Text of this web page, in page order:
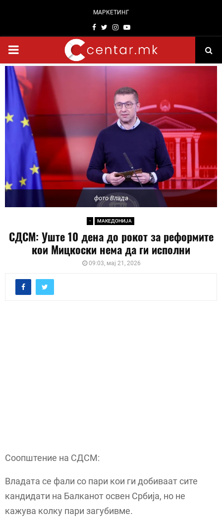
МАРКЕТИНГ
Facebook
TwitterInstagram
Youtube
PRIMARY
MENU
фото Влада
- МАКЕДОНИЈА
СДСМ: Уште 10 дена до рокот за реформите
кои Мицкоски нема да ги исполни
09:03, мај 21, 2026
Соопштение на СДСМ:
Владата се фали со пари кои ги добиваат сите
кандидати на Балканот освен Србија, но не
кажува колку пари загубивме.